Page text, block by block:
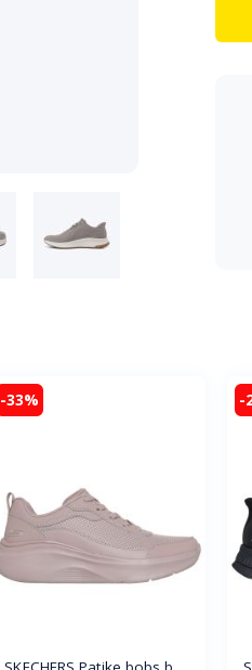
-33% -